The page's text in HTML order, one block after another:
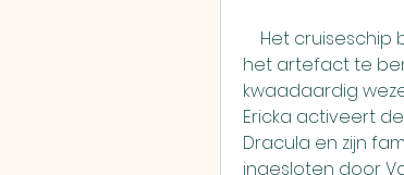
het artefact te
kwaadaardig
Ericka activeert
Dracula en zijn
ingesloten door